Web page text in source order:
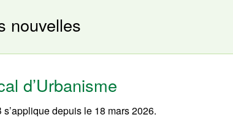
nouvelles
d’Urbanisme
depuis le 18 mars 2026.